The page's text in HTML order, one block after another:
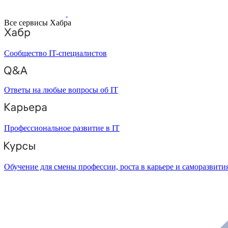
Все сервисы Хабра
Сообщество IT-специалистов
Ответы на любые вопросы об IT
Профессиональное развитие в IT
Обучение для смены профессии, роста в карьере и